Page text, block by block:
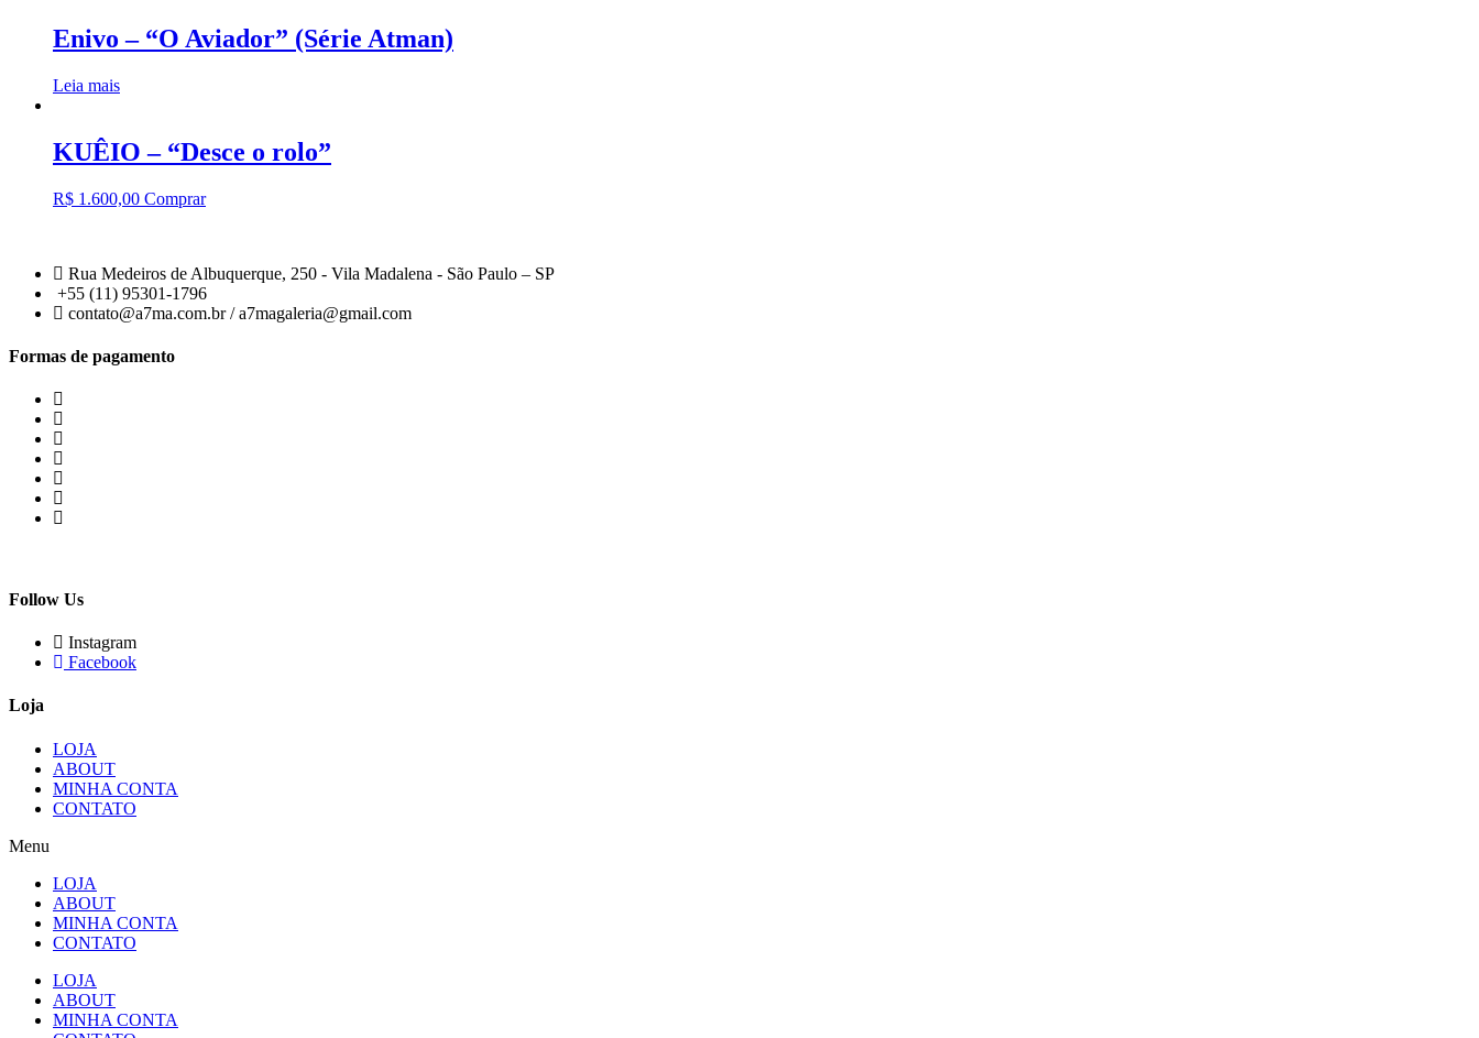
Enivo – “O Aviador” (Série Atman)
Leia mais
KUÊIO – “Desce o rolo”
R$ 1.600,00 Comprar
Rua Medeiros de Albuquerque, 250 - Vila Madalena - São Paulo – SP
+55 (11) 95301-1796
contato@a7ma.com.br / a7magaleria@gmail.com
Formas de pagamento
Follow Us
Instagram
Facebook
Loja
LOJA
ABOUT
MINHA CONTA
CONTATO
Menu
LOJA
ABOUT
MINHA CONTA
CONTATO
LOJA
ABOUT
MINHA CONTA